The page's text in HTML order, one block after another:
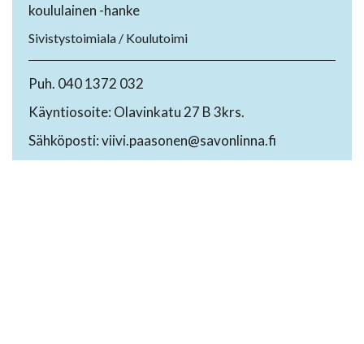
koululainen -hanke
Sivistystoimiala / Koulutoimi
Puh. 040 1372 032
Käyntiosoite: Olavinkatu 27 B 3krs.
Sähköposti: viivi.paasonen@savonlinna.fi